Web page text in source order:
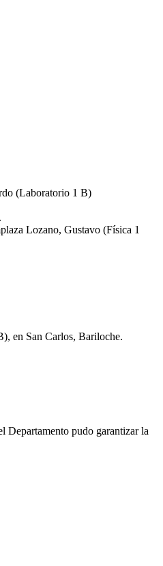
(Laboratorio 1 B)
Lozano, Gustavo (Física 1
en San Carlos, Bariloche.
Departamento pudo garantizar la